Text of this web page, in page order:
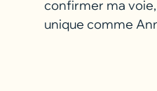
confirmer ma voie,
unique comme